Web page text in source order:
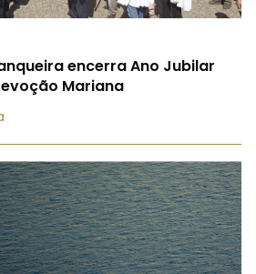
encerra Ano Jubilar
Mariana